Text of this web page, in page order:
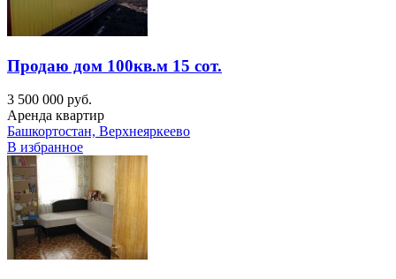
Продаю дом 100кв.м 15 сот.
3 500 000 руб.
Аренда квартир
Башкортостан, Верхнеяркеево
В избранное